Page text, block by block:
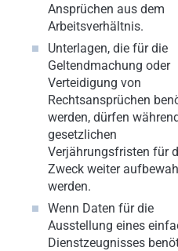
Ansprüchen aus dem
Arbeitsverhältnis.
Unterlagen, die für die
Geltendmachung oder
Verteidigung von
Rechtsansprüchen
werden, dürfen
gesetzlichen
Verjährungsfristen für
Zweck weiter
werden.
Wenn Daten für die
Ausstellung eines
Dienstzeugnisses